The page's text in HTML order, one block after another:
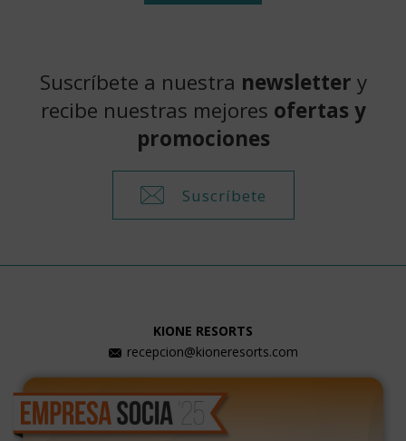
Suscríbete a nuestra newsletter y
recibe nuestras mejores ofertas y
promociones
Suscríbete
KIONE RESORTS
recepcion@kioneresorts.com